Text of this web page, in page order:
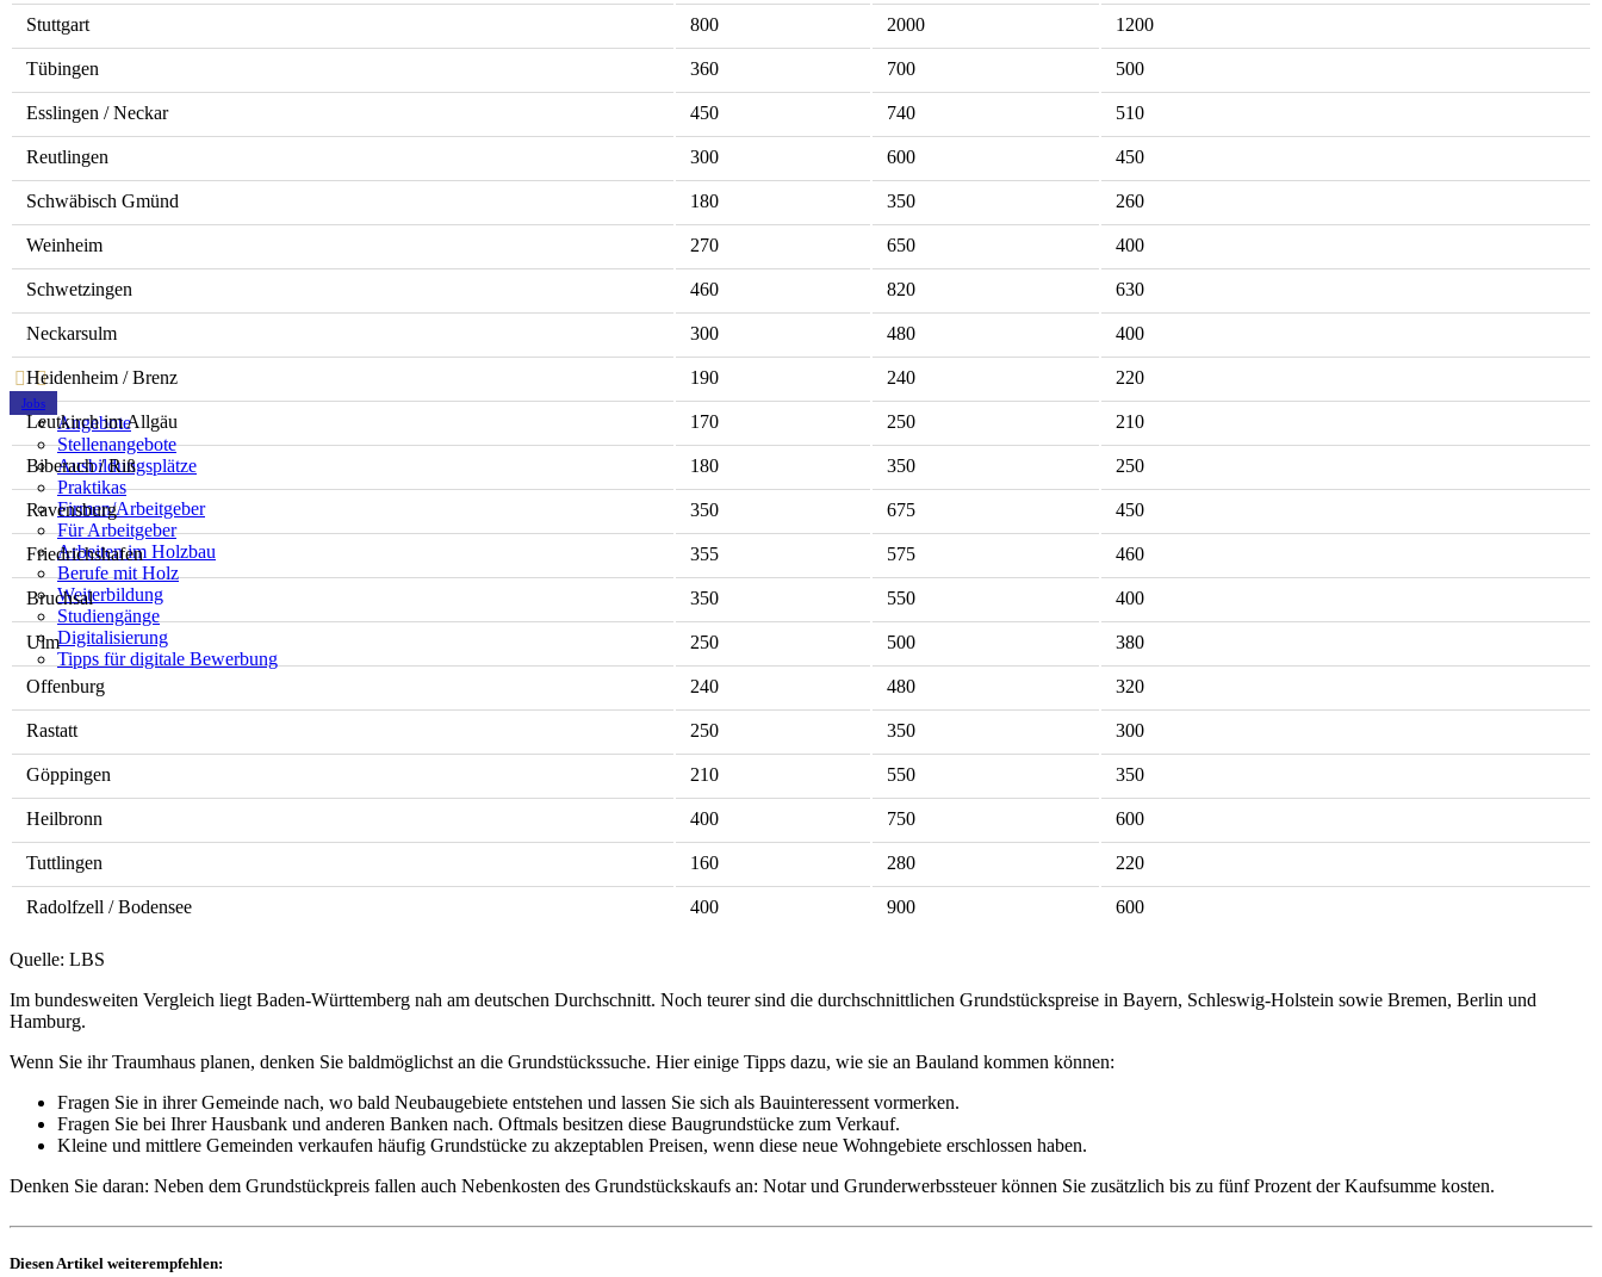
Jobs
Angebote
Stellenangebote
Ausbildungsplätze
Praktikas
Firmen/Arbeitgeber
Für Arbeitgeber
Arbeiten im Holzbau
Berufe mit Holz
Weiterbildung
Studiengänge
Digitalisierung
Tipps für digitale Bewerbung
Stuttgart 800 2000 1200
Tübingen 360 700 500
Esslingen / Neckar 450 740 510
Reutlingen 300 600 450
Schwäbisch Gmünd 180 350 260
Weinheim 270 650 400
Schwetzingen 460 820 630
Neckarsulm 300 480 400
Heidenheim / Brenz 190 240 220
Leutkirch im Allgäu 170 250 210
Biberach / Riß 180 350 250
Ravensburg 350 675 450
Friedrichshafen 355 575 460
Bruchsal 350 550 400
Ulm 250 500 380
Offenburg 240 480 320
Rastatt 250 350 300
Göppingen 210 550 350
Heilbronn 400 750 600
Tuttlingen 160 280 220
Radolfzell / Bodensee 400 900 600
Quelle: LBS
Im bundesweiten Vergleich liegt Baden-Württemberg nah am deutschen Durchschnitt. Noch teurer sind die durchschnittlichen Grundstückspreise in Bayern, Schleswig-Holstein sowie Bremen, Berlin und
Hamburg.
Wenn Sie ihr Traumhaus planen, denken Sie baldmöglichst an die Grundstückssuche. Hier einige Tipps dazu, wie sie an Bauland kommen können:
Fragen Sie in ihrer Gemeinde nach, wo bald Neubaugebiete entstehen und lassen Sie sich als Bauinteressent vormerken.
Fragen Sie bei Ihrer Hausbank und anderen Banken nach. Oftmals besitzen diese Baugrundstücke zum Verkauf.
Kleine und mittlere Gemeinden verkaufen häufig Grundstücke zu akzeptablen Preisen, wenn diese neue Wohngebiete erschlossen haben.
Denken Sie daran: Neben dem Grundstückpreis fallen auch Nebenkosten des Grundstückskaufs an: Notar und Grunderwerbssteuer können Sie zusätzlich bis zu fünf Prozent der Kaufsumme kosten.
Diesen Artikel weiterempfehlen: